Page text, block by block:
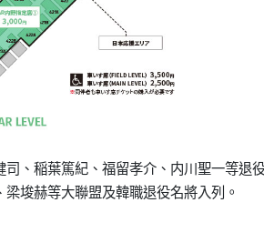
、稲葉篤紀、福留孝介、内川聖一等退
埈赫等大聯盟及韓職退役名將入列。